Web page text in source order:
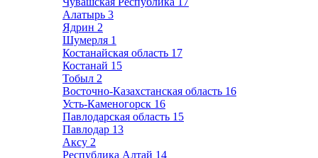
Алатырь 3
Ядрин 2
Шумерля 1
Костанайская область 17
Костанай 15
Тобыл 2
Восточно-Казахстанская область 16
Усть-Каменогорск 16
Павлодарская область 15
Павлодар 13
Аксу 2
Республика Алтай 14